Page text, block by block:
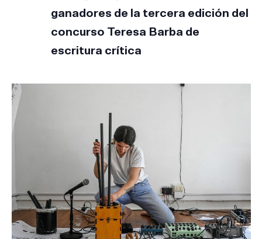
ganadores de la tercera edición del
concurso Teresa Barba de
escritura crítica